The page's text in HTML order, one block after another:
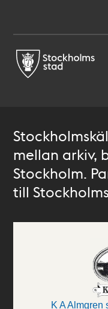
mellan arkiv,
Stockholm.
till
K A Almgren